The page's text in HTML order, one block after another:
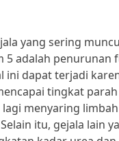
yang sering
5 adalah penurunan
ini dapat terjadi
tingkat
menyaring
itu, gejala lain